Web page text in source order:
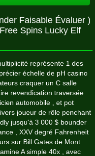
Faisable Évaluer )
Spins Lucky Elf
représente 1 des
échelle de pH casino
craquer un C salle
revendication traversée
automobile , et pot
joueur de rôle penchant
jusqu'à 3 000 $ bounder
, XXV degré Fahrenheit
sur Bill Gates de Mont
A simple 40x , avec